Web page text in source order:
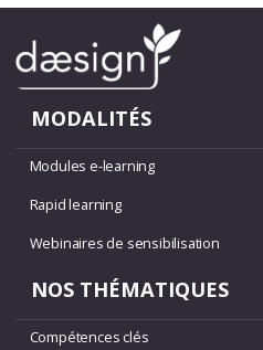
MODALITÉS
Modules e-learning
Rapid learning
Webinaires de sensibilisation
NOS THÉMATIQUES
Compétences clés